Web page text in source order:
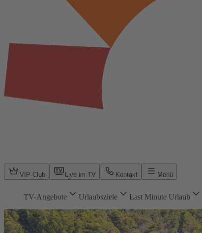
VIP Club Live im TV Kontakt Menü
TV-Angebote Urlaubsziele Last Minute Urlaub